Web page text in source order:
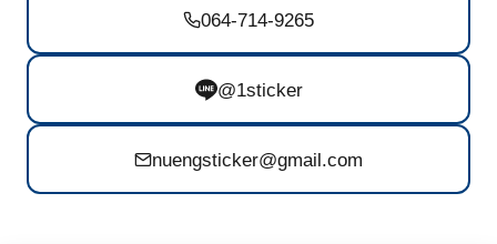
064-714-9265
@1sticker
nuengsticker@gmail.com